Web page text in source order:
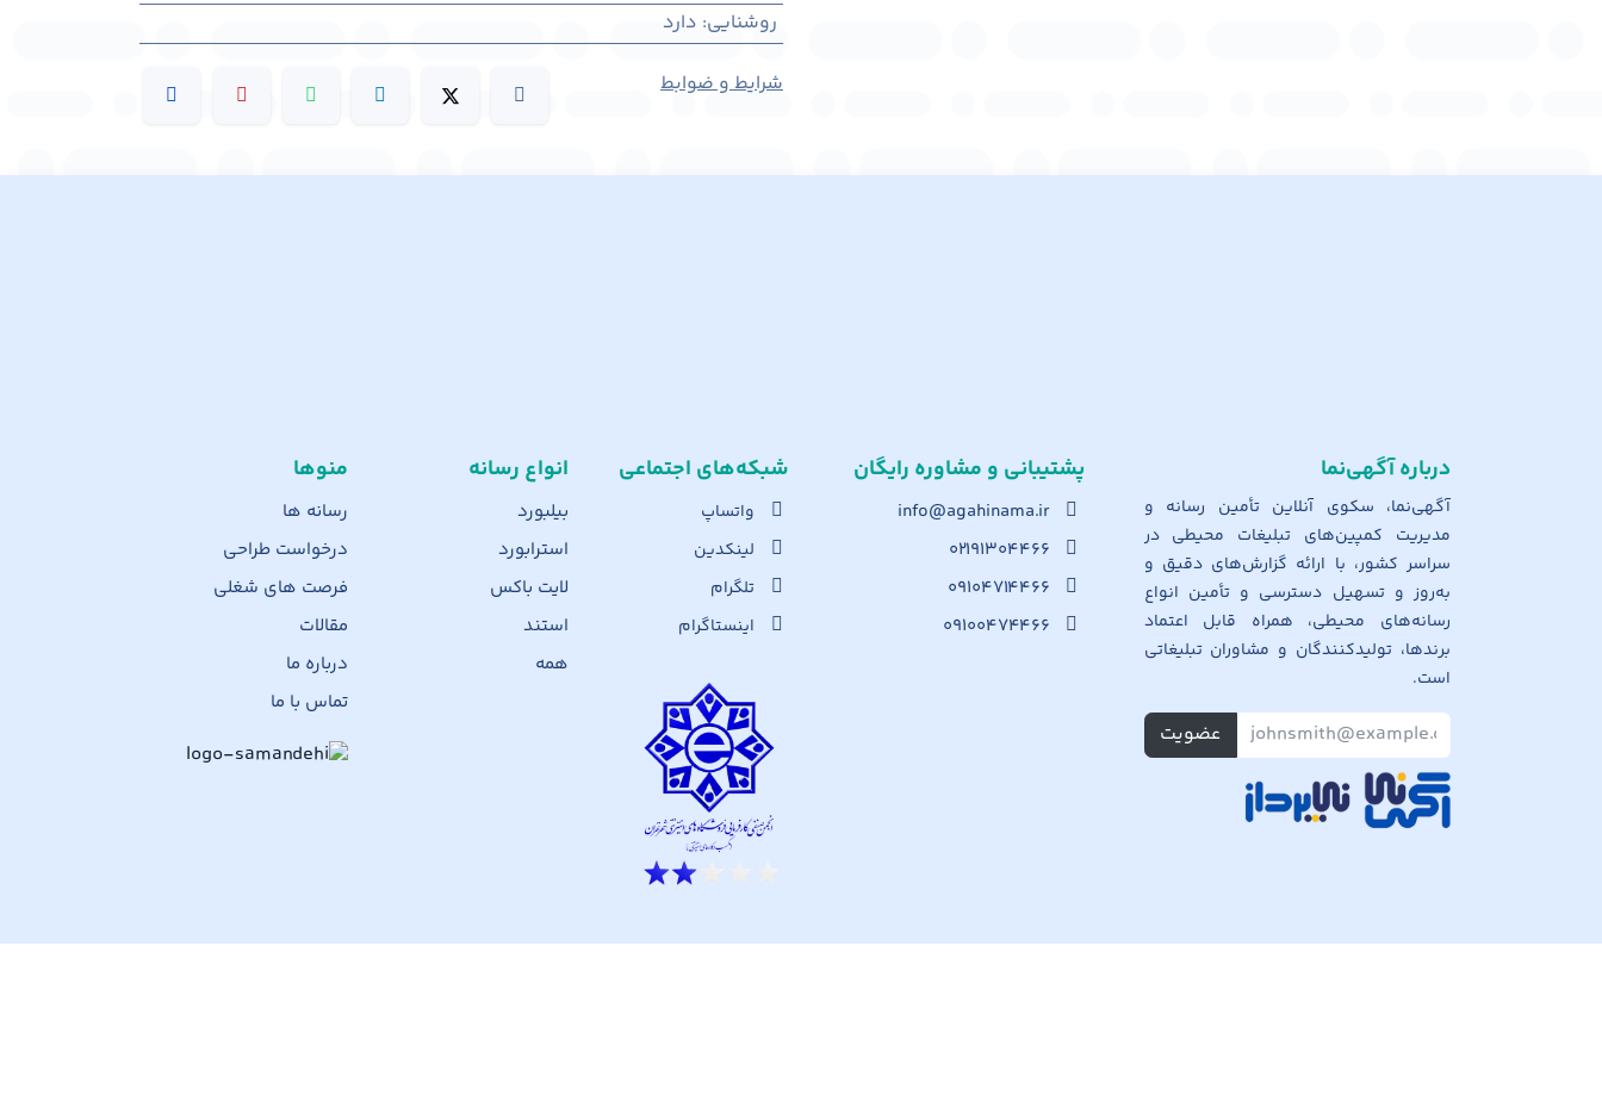
روشنایی: دارد
شرایط و ضوابط
منوها
رسانه ها
درخواست طراحی
فرصت های شغلی
مقالات
درباره ما
تماس با ما
انواع رسانه
بیلبورد
استرابورد
لایت باکس
استند
همه
شبکه‌های اجت​ماعی
واتساپ
لینکدین
تلگرام
اینستاگرام
پشتیبانی و مشاوره رایگان
info@agahinama.ir
۰۲۱۹۱۳۰۴۴۶۶
۰۹۱۰۴۷۱۴۴۶۶
۰۹۱۰۰۴۷۴۴۶۶
درباره آگهی‌نما
آگهی‌نما، سکوی آنلاین تأمین رسانه و
مدیریت کمپین‌های تبلیغات محیطی در
سراسر کشور، با ارائه گزارش‌های دقیق و
به‌روز و تسهیل دسترسی و تأمین انواع
رسانه‌های محیطی، همراه قابل اعتماد
برندها، تولیدکنندگان و مشاوران تبلیغاتی
است.
عضویت